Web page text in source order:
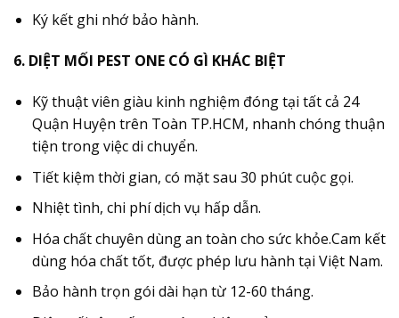
Ký kết ghi nhớ bảo hành.
6. DIỆT MỐI PEST ONE CÓ GÌ KHÁC BIỆT
Kỹ thuật viên giàu kinh nghiệm đóng tại tất cả 24
Quận Huyện trên Toàn TP.HCM, nhanh chóng thuận
tiện trong việc di chuyển.
Tiết kiệm thời gian, có mặt sau 30 phút cuộc gọi.
Nhiệt tình, chi phí dịch vụ hấp dẫn.
Hóa chất chuyên dùng an toàn cho sức khỏe.Cam kết
dùng hóa chất tốt, được phép lưu hành tại Việt Nam.
Bảo hành trọn gói dài hạn từ 12-60 tháng.